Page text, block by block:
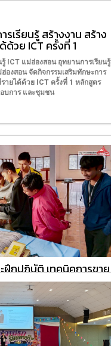
ICT อุทยานการเรียนรู้แม่ฮ่องสอน
โลยีออนไลน์เพื่อการทำงาน”
ชน ระหว่างวันที่ 25 – 28 มีนาคม
ณ ห้องอบรมคอมพิวเตอร์ อุทยาน
รเรียนรู้ สร้างงาน สร้าง
ด้วย ICT ครั้งที่ 1
ICT แม่ฮ่องสอน อุทยานการเรียนรู้
งสอน จัดกิจกรรมเสริมทักษะการ
รายได้ด้วย ICT ครั้งที่ 1 หลักสูตร
บการ และชุมชน
ฝึกปฏิบัติ เทคนิคการขาย
พันธ์ การตลาดออนไลน์
ใช้ Generative AI
นาญการ วิทยาลัยชุมชน
กษะ และการเรียนรู้ ICT
ฮ่องสอน